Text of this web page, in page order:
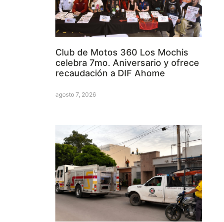
Club de Motos 360 Los Mochis
celebra 7mo. Aniversario y ofrece
recaudación a DIF Ahome
agosto 7, 2026